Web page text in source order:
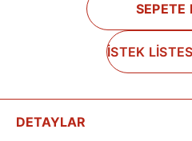
SEPETE
İSTEK
DETAYLAR